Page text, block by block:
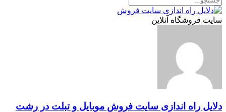
سایت فروشگاه آنلاین
دلایل راه اندازی سایت فروش موبایل و تبلت در رشت